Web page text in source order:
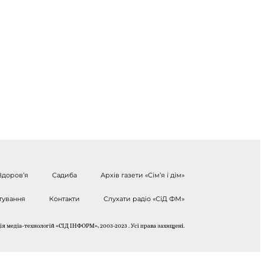
Садиба Архів газети «Сім’я і дім»
Контакти Слухати радіо «СіД ФМ»
медіа-технологій «СІД ІНФОРМ», 2003-2023 . Усі права захищені.